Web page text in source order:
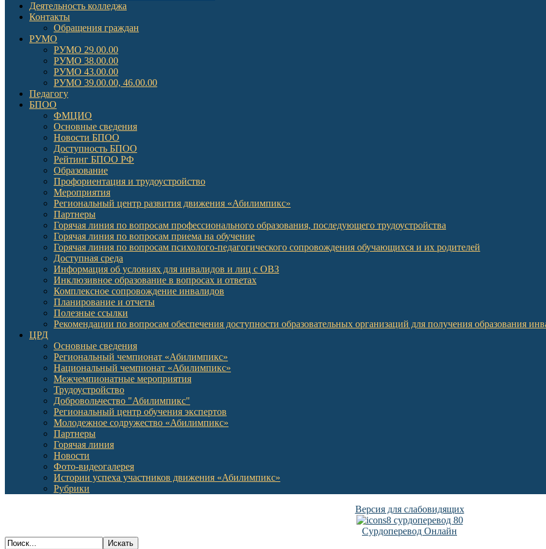
Деятельность колледжа
Контакты
Обращения граждан
РУМО
РУМО 29.00.00
РУМО 38.00.00
РУМО 43.00.00
РУМО 39.00.00, 46.00.00
Педагогу
БПОО
ФМЦИО
Основные сведения
Новости БПОО
Доступность БПОО
Рейтинг БПОО РФ
Образование
Профориентация и трудоустройство
Мероприятия
Региональный центр развития движения «Абилимпикс»
Партнеры
Горячая линия по вопросам профессионального образования, последующего трудоустройства
Горячая линия по вопросам приема на обучение
Горячая линия по вопросам психолого-педагогического сопровождения обучающихся и их родителей
Доступная среда
Информация об условиях для инвалидов и лиц с ОВЗ
Инклюзивное образование в вопросах и ответах
Комплексное сопровождение инвалидов
Планирование и отчеты
Полезные ссылки
Рекомендации по вопросам обеспечения доступности образовательных организаций для получения образования
ЦРД
Основные сведения
Региональный чемпионат «Абилимпикс»
Национальный чемпионат «Абилимпикс»
Межчемпионатные мероприятия
Трудоустройство
Добровольчество "Абилимпикс"
Региональный центр обучения экспертов
Молодежное содружество «Абилимпикс»
Партнеры
Горячая линия
Новости
Фото-видеогалерея
Истории успеха участников движения «Абилимпикс»
Рубрики
Версия для слабовидящих
Сурдоперевод Онлайн